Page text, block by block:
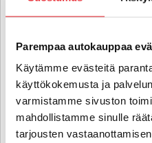
Parempaa autokauppaa
Käytämme evästeitä
käyttökokemusta ja
varmistamme sivuston
mahdollistamme sinulle
tarjousten
Dacia SPRING
Extreme Electric - 6 kk
KAMERA, TUTKA, NAVI,
ALV!
2024 , Automaatti, Sähkö, 26 445
16 800 € 16 400 €
alk. 189 € / kk